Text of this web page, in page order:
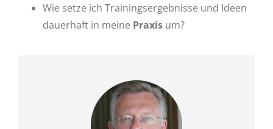
Wie setze ich Trainingsergebnisse und Ideen
dauerhaft in meine Praxis um?